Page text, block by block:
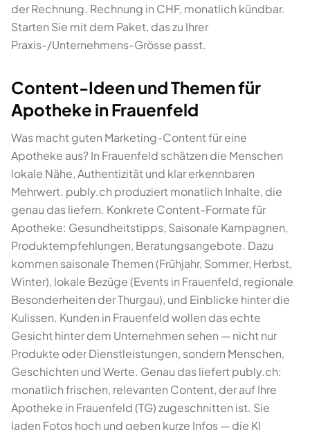
der Rechnung. Rechnung in CHF, monatlich kündbar.
Starten Sie mit dem Paket, das zu Ihrer
Praxis-/Unternehmens-Grösse passt.
Content-Ideen und Themen für
Apotheke in Frauenfeld
Was macht guten Marketing-Content für eine
Apotheke aus? In Frauenfeld schätzen die Menschen
lokale Nähe, Authentizität und klar erkennbaren
Mehrwert. publy.ch produziert monatlich Inhalte, die
genau das liefern. Konkrete Content-Formate für
Apotheke: Gesundheitstipps, Saisonale Kampagnen,
Produktempfehlungen, Beratungsangebote. Dazu
kommen saisonale Themen (Frühjahr, Sommer, Herbst,
Winter), lokale Bezüge (Events in Frauenfeld, regionale
Besonderheiten der Thurgau), und Einblicke hinter die
Kulissen. Kunden in Frauenfeld wollen das echte
Gesicht hinter dem Unternehmen sehen — nicht nur
Produkte oder Dienstleistungen, sondern Menschen,
Geschichten und Werte. Genau das liefert publy.ch:
monatlich frischen, relevanten Content, der auf Ihre
Apotheke in Frauenfeld (TG) zugeschnitten ist. Sie
laden Fotos hoch und geben kurze Infos — die KI